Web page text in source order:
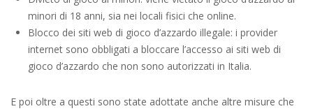
minori di 18 anni, sia nei locali fisici che online.
Blocco dei siti web di gioco d’azzardo illegale: i provider
internet sono obbligati a bloccare l’accesso ai siti web di
gioco d’azzardo che non sono autorizzati in Italia.
E poi oltre a questi sono state adottate anche altre misure che